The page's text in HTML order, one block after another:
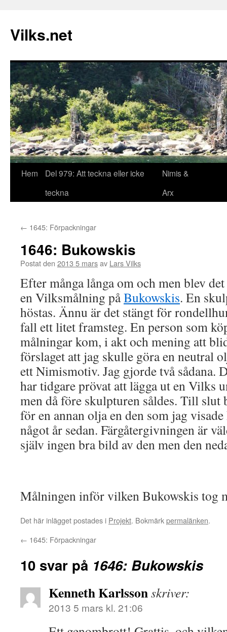
Vilks.net
Hoppa
Hem
Del 979: Att teckna eller icke
teckna
Nimis &
Arx
← 1645: Förpackningar
1646: Bukowskis
Postat den 2013 5 marsav Lars Vilks
Efter många långa om och men blev
en Vilksmålning påBukowskis. En
höstas. Ännu är det stängt för
fall ett litet framsteg. En person som
målningar kom, i akt och mening att
förslaget att jag skulle göra en neutral
ett Nimismotiv. Jag gjorde två sådana.
har tidgare prövat att lägga ut en Vilks
men då före skulpturen såldes. Till
för en annan olja en den som jag
något år sedan. Färgåtergivningen är
själv ingen bra bild av den men den
Målningen inför vilken Bukowskis tog
Det här inlägget postades i Projekt. Bokmärkpermalänken.
← 1645: Förpackningar
10 svar på 1646: Bukowskis
Kenneth Karlssonskriver:
2013 5 mars kl. 21:06